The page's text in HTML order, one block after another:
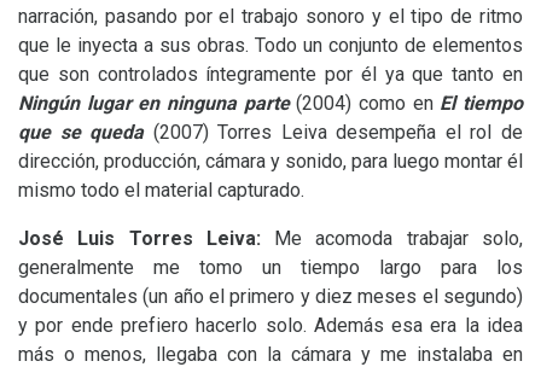
narración, pasando por el trabajo sonoro y el tipo de ritmo
que le inyecta a sus obras. Todo un conjunto de elementos
que son controlados íntegramente por él ya que tanto en
Ningún lugar en ninguna parte(2004) como en El tiempo
que se queda(2007) Torres Leiva desempeña el rol de
dirección, producción, cámara y sonido, para luego montar él
mismo todo el material capturado.
José Luis Torres Leiva: Me acomoda trabajar solo,
generalmente me tomo un tiempo largo para los
documentales (un año el primero y diez meses el segundo)
y por ende prefiero hacerlo solo. Además esa era la idea
más o menos, llegaba con la cámara y me instalaba en